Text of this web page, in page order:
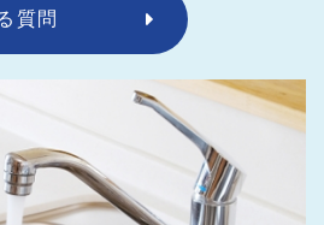
質問